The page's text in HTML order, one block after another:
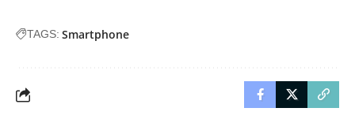
TAGS: Smartphone